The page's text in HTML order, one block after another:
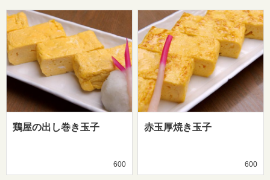
鶏屋の出し巻き玉子
600
赤玉厚焼き玉子
600